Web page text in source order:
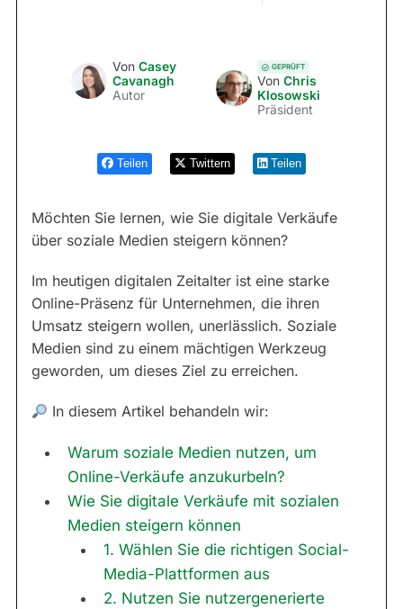
Von Casey
Cavanagh
Autor
GEPRÜFT
Von Chris
Klosowski
Präsident
Teilen Twittern Teilen
Möchten Sie lernen, wie Sie digitale Verkäufe
über soziale Medien steigern können?
Im heutigen digitalen Zeitalter ist eine starke
Online-Präsenz für Unternehmen, die ihren
Umsatz steigern wollen, unerlässlich. Soziale
Medien sind zu einem mächtigen Werkzeug
geworden, um dieses Ziel zu erreichen.
In diesem Artikel behandeln wir:
Warum soziale Medien nutzen, um
Online-Verkäufe anzukurbeln?
Wie Sie digitale Verkäufe mit sozialen
Medien steigern können
1. Wählen Sie die richtigen Social-
Media-Plattformen aus
2. Nutzen Sie nutzergenerierte